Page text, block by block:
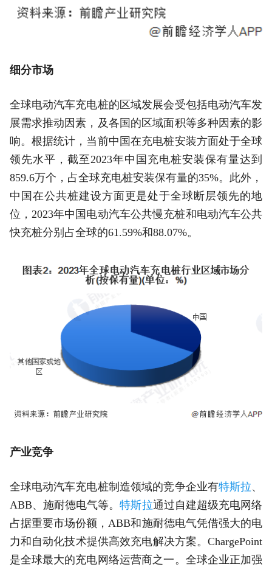
细分市场
全球电动汽车充电桩的区域发展会受包括电动汽车发
展需求推动因素，及各国的区域面积等多种因素的影
响。根据统计，当前中国在充电桩安装方面处于全球
领先水平，截至2023年中国充电桩安装保有量达到
859.6万个，占全球充电桩安装保有量的35%。此外，
中国在公共桩建设方面更是处于全球断层领先的地
位，2023年中国电动汽车公共慢充桩和电动汽车公共
快充桩分别占全球的61.59%和88.07%。
产业竞争
全球电动汽车充电桩制造领域的竞争企业有特斯拉、
ABB、施耐德电气等。特斯拉通过自建超级充电网络
占据重要市场份额，ABB和施耐德电气凭借强大的电
力和自动化技术提供高效充电解决方案。ChargePoint
是全球最大的充电网络运营商之一。全球企业正加强